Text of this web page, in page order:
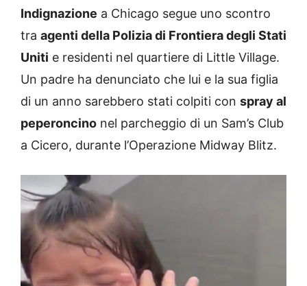
Indignazione a Chicago segue uno scontro
tra agenti della Polizia di Frontiera degli Stati
Uniti e residenti nel quartiere di Little Village.
Un padre ha denunciato che lui e la sua figlia
di un anno sarebbero stati colpiti con spray al
peperoncino nel parcheggio di un Sam’s Club
a Cicero, durante l’Operazione Midway Blitz.